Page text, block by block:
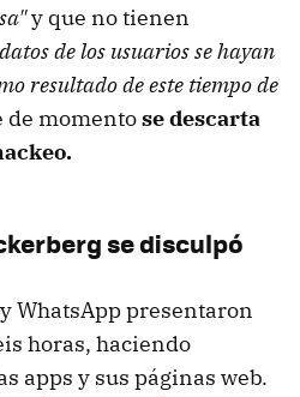
y que no tienen
de los usuarios se hayan
resultado de este tiempo de
de momentose descarta
se disculpó
WhatsApp presentaron
horas, haciendo
apps y sus páginas web.